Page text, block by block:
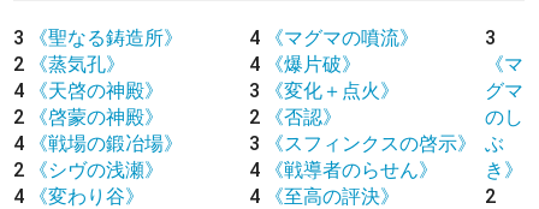
3
《聖なる鋳造所》
2
《蒸気孔》
4
《天啓の神殿》
2
《啓蒙の神殿》
4
《戦場の鍛冶場》
2
《シヴの浅瀬》
4
《変わり谷》
4
《マグマの噴流》
4
《爆片破》
3
《変化＋点火》
2
《否認》
3
《スフィンクスの啓示》
4
《戦導者のらせん》
4
《至高の評決》
3
《マ
グマ
のし
ぶ
き》
2